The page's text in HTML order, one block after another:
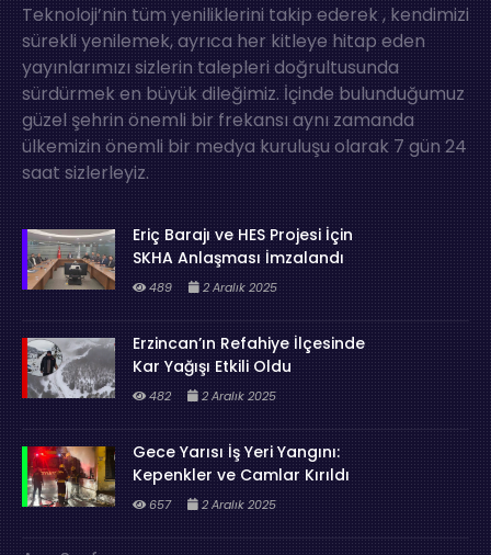
Teknoloji’nin tüm yeniliklerini takip ederek , kendimizi
sürekli yenilemek, ayrıca her kitleye hitap eden
yayınlarımızı sizlerin talepleri doğrultusunda
sürdürmek en büyük dileğimiz. İçinde bulunduğumuz
güzel şehrin önemli bir frekansı aynı zamanda
ülkemizin önemli bir medya kuruluşu olarak 7 gün 24
saat sizlerleyiz.
Eriç Barajı ve HES Projesi İçin
SKHA Anlaşması İmzalandı
489 2 Aralık 2025
Erzincan’ın Refahiye İlçesinde
Kar Yağışı Etkili Oldu
482 2 Aralık 2025
Gece Yarısı İş Yeri Yangını:
Kepenkler ve Camlar Kırıldı
657 2 Aralık 2025